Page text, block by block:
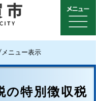
メニュー表示
の特別徴収税